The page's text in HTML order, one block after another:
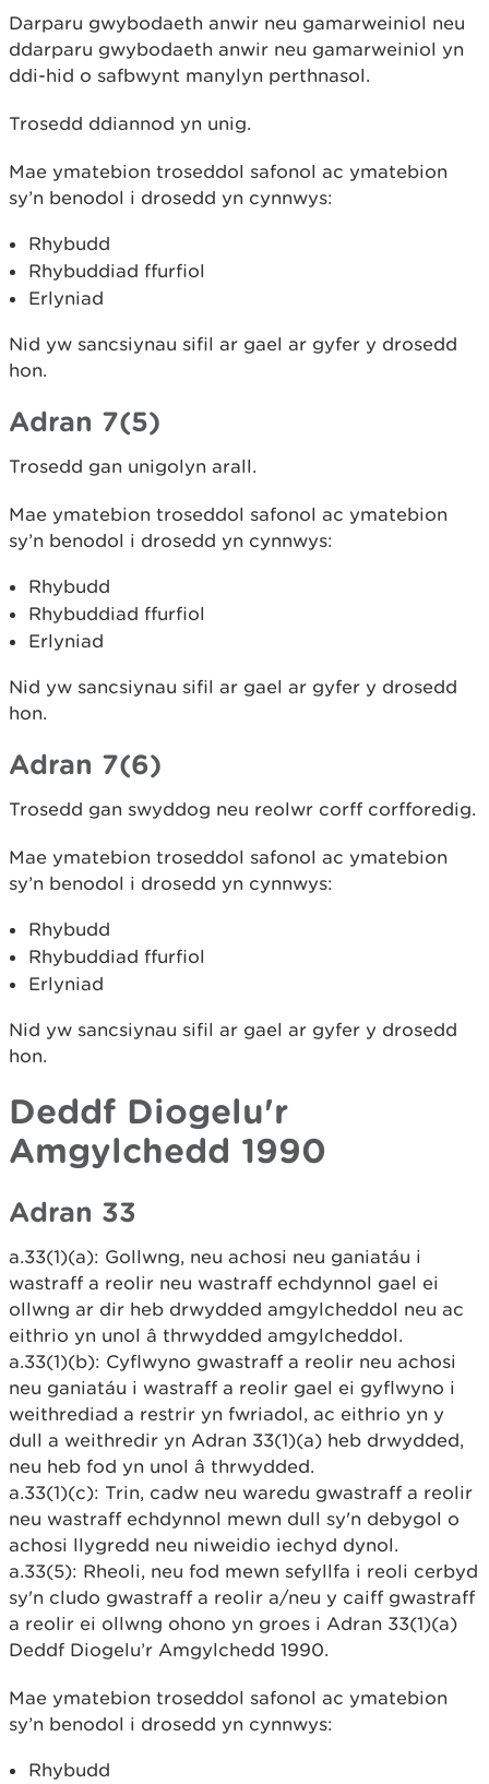
Darparu gwybodaeth anwir neu gamarweiniol neu
ddarparu gwybodaeth anwir neu gamarweiniol yn
ddi-hid o safbwynt manylyn perthnasol.
Trosedd ddiannod yn unig.
Mae ymatebion troseddol safonol ac ymatebion
sy’n benodol i drosedd yn cynnwys:
Rhybudd
Rhybuddiad ffurfiol
Erlyniad
Nid yw sancsiynau sifil ar gael ar gyfer y drosedd
hon.
Adran 7(5)
Trosedd gan unigolyn arall.
Mae ymatebion troseddol safonol ac ymatebion
sy’n benodol i drosedd yn cynnwys:
Rhybudd
Rhybuddiad ffurfiol
Erlyniad
Nid yw sancsiynau sifil ar gael ar gyfer y drosedd
hon.
Adran 7(6)
Trosedd gan swyddog neu reolwr corff corfforedig.
Mae ymatebion troseddol safonol ac ymatebion
sy’n benodol i drosedd yn cynnwys:
Rhybudd
Rhybuddiad ffurfiol
Erlyniad
Nid yw sancsiynau sifil ar gael ar gyfer y drosedd
hon.
Deddf Diogelu'r
Amgylchedd 1990
Adran 33
a.33(1)(a): Gollwng, neu achosi neu ganiatáu i
wastraff a reolir neu wastraff echdynnol gael ei
ollwng ar dir heb drwydded amgylcheddol neu ac
eithrio yn unol â thrwydded amgylcheddol.
a.33(1)(b): Cyflwyno gwastraff a reolir neu achosi
neu ganiatáu i wastraff a reolir gael ei gyflwyno i
weithrediad a restrir yn fwriadol, ac eithrio yn y
dull a weithredir yn Adran 33(1)(a) heb drwydded,
neu heb fod yn unol â thrwydded.
a.33(1)(c): Trin, cadw neu waredu gwastraff a reolir
neu wastraff echdynnol mewn dull sy'n debygol o
achosi llygredd neu niweidio iechyd dynol.
a.33(5): Rheoli, neu fod mewn sefyllfa i reoli cerbyd
sy'n cludo gwastraff a reolir a/neu y caiff gwastraff
a reolir ei ollwng ohono yn groes i Adran 33(1)(a)
Deddf Diogelu’r Amgylchedd 1990.
Mae ymatebion troseddol safonol ac ymatebion
sy’n benodol i drosedd yn cynnwys:
Rhybudd